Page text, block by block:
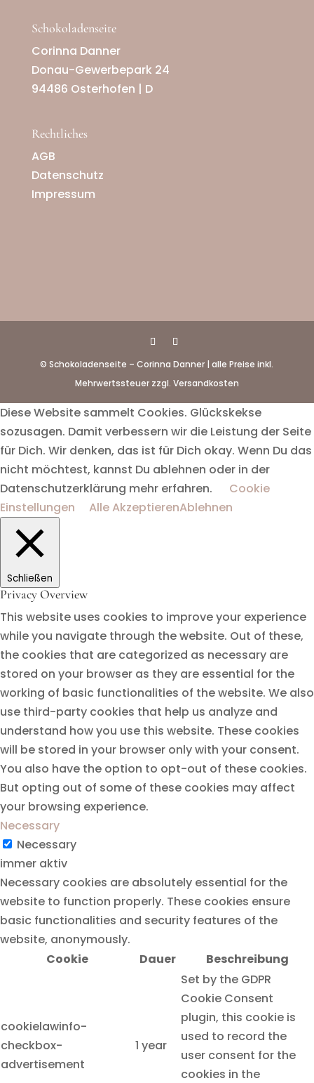
Schokoladenseite
Corinna Danner
Donau-Gewerbepark 24
94486 Osterhofen | D
Rechtliches
AGB
Datenschutz
Impressum
© Schokoladenseite – Corinna Danner | alle Preise inkl.
Mehrwertssteuer zzgl. Versandkosten
Diese Website sammelt Cookies. Glückskekse
sozusagen. Damit verbessern wir die Leistung der Seite
für Dich. Wir denken, das ist für Dich okay. Wenn Du das
nicht möchtest, kannst Du ablehnen oder in der
Datenschutzerklärung mehr erfahren.
Cookie
Einstellungen
Alle AkzeptierenAblehnen
Schließen
Privacy Overview
This website uses cookies to improve your experience
while you navigate through the website. Out of these,
the cookies that are categorized as necessary are
stored on your browser as they are essential for the
working of basic functionalities of the website. We also
use third-party cookies that help us analyze and
understand how you use this website. These cookies
will be stored in your browser only with your consent.
You also have the option to opt-out of these cookies.
But opting out of some of these cookies may affect
your browsing experience.
Necessary
Necessary
immer aktiv
Necessary cookies are absolutely essential for the
website to function properly. These cookies ensure
basic functionalities and security features of the
website, anonymously.
Cookie
Dauer Beschreibung
cookielawinfo-
checkbox-
advertisement
1 year
Set by the GDPR
Cookie Consent
plugin, this cookie is
used to record the
user consent for the
cookies in the